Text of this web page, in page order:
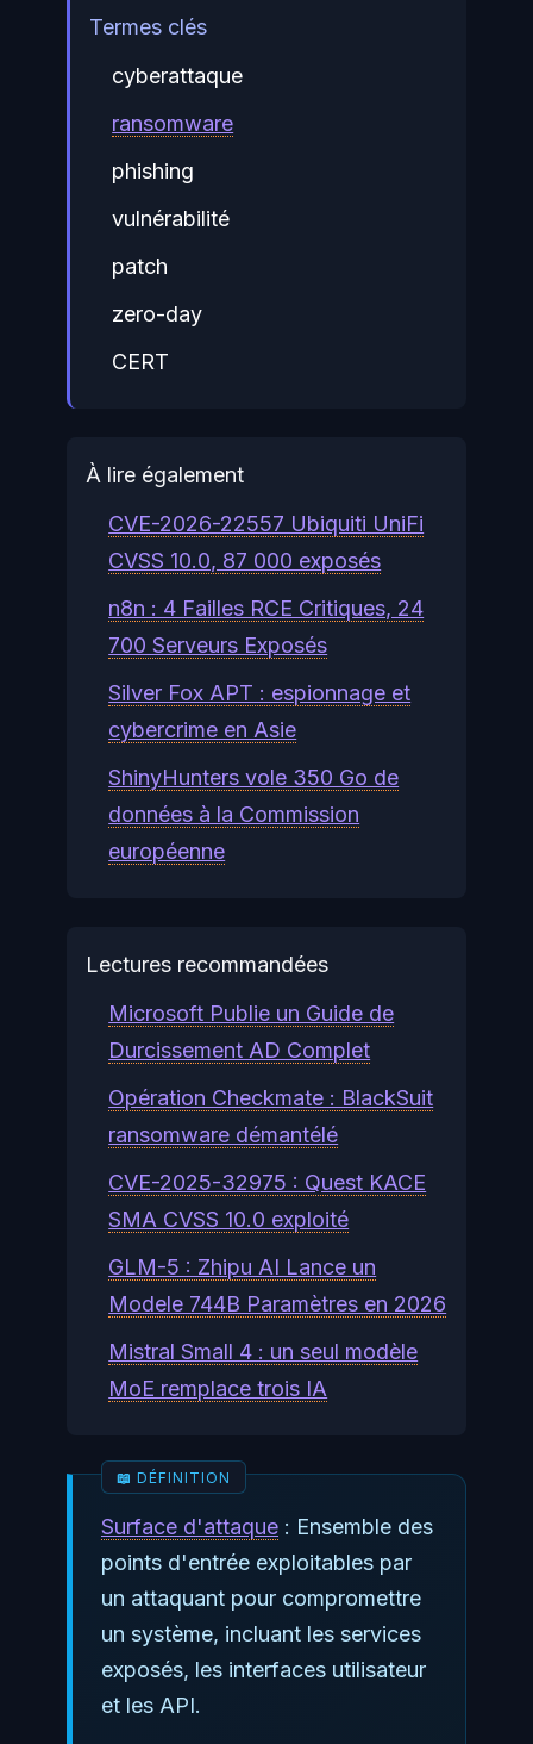
Termes clés
cyberattaque
ransomware
phishing
vulnérabilité
patch
zero-day
CERT
À lire également
CVE-2026-22557 Ubiquiti UniFi
CVSS 10.0, 87 000 exposés
n8n : 4 Failles RCE Critiques, 24
700 Serveurs Exposés
Silver Fox APT : espionnage et
cybercrime en Asie
ShinyHunters vole 350 Go de
données à la Commission
européenne
Lectures recommandées
Microsoft Publie un Guide de
Durcissement AD Complet
Opération Checkmate : BlackSuit
ransomware démantélé
CVE-2025-32975 : Quest KACE
SMA CVSS 10.0 exploité
GLM-5 : Zhipu AI Lance un
Modele 744B Paramètres en 2026
Mistral Small 4 : un seul modèle
MoE remplace trois IA
Surface d'attaque : Ensemble des
points d'entrée exploitables par
un attaquant pour compromettre
un système, incluant les services
exposés, les interfaces utilisateur
et les API.